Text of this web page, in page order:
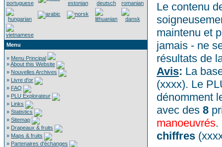
Menu
» Menu Principal
»About this Website
» Nouvelles Archives
» Livre d'or
» FAQ
» PLU Explorateur
» Links
» Statistics
» Sitemap
» Drapeaux & fruits
» Maps & fruits
» Partenaires d'échanges
Le contenu
maintenu et
jamais - ne
résultats de
Avis: La
(xxxx). Le
dénomment
avec des 8
manoeuvrés.
chiffres